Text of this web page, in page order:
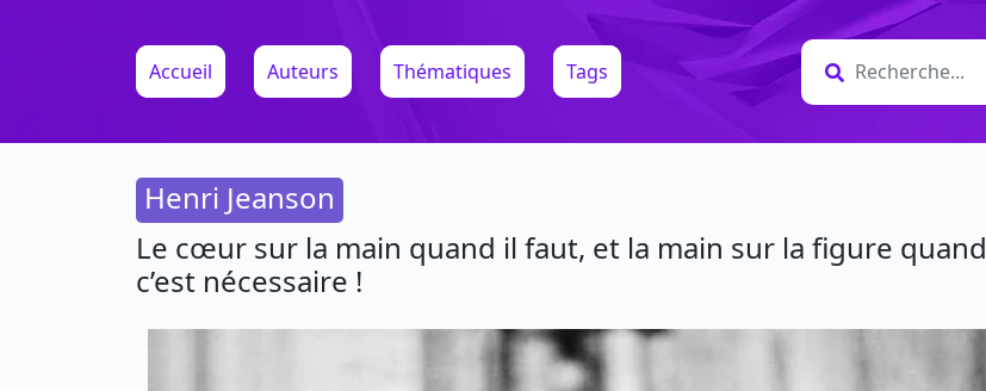
Accueil Auteurs Thématiques Tags
Henri Jeanson
Le cœur sur la main quand il faut, et la main sur la figure quand
c’est nécessaire !